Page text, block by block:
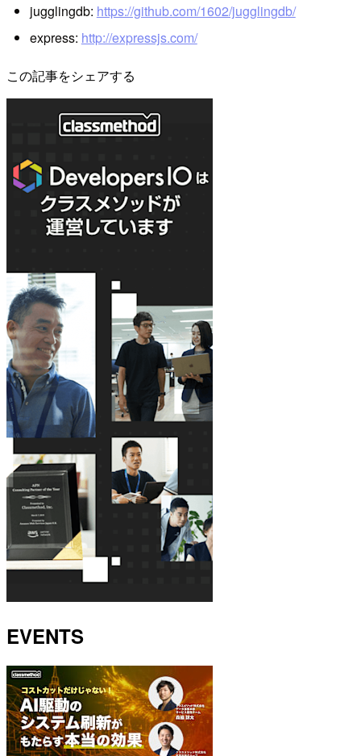
jugglingdb: https://github.com/1602/jugglingdb/
express: http://expressjs.com/
この記事をシェアする
EVENTS